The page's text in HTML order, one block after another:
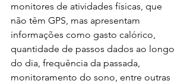
monitores de atividades físicas, que
não têm GPS, mas apresentam
informações como gasto calórico,
quantidade de passos dados ao longo
do dia, frequência da passada,
monitoramento do sono, entre outras